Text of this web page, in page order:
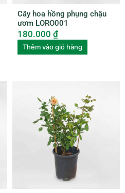
Cây hoa hồng phụng chậu
ươm LORO001
180.000 ₫
Thêm vào giỏ hàng